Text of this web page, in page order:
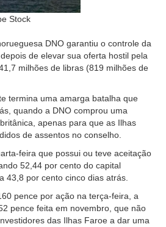
Stock
DNO garantiu o controle da
de elevar sua oferta hostil pela
milhões de libras (819 milhões de
termina uma amarga batalha que
quando a DNO comprou uma
apenas para que as Ilhas
de assentos no conselho.
feira que possui ou teve aceitação
52,44 por cento do capital
43,8 por cento cinco dias atrás.
pence por ação na terça-feira, a
pence feita em novembro, que não
das Ilhas Faroe a dar uma